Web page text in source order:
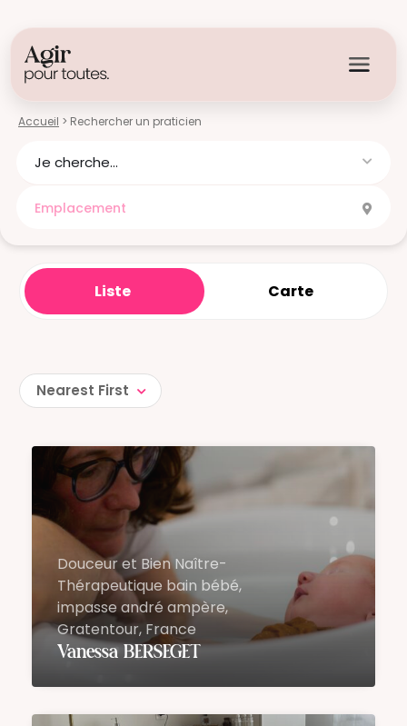
Accueil > Rechercher un praticien
Je cherche...
Liste Carte
Nearest First
Vanessa BERSEGET
Douceur et Bien Naître-
Thérapeutique bain bébé,
impasse andré ampère,
Gratentour, France